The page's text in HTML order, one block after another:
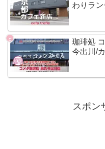
わりラン
珈琲処
今出川/
スポン